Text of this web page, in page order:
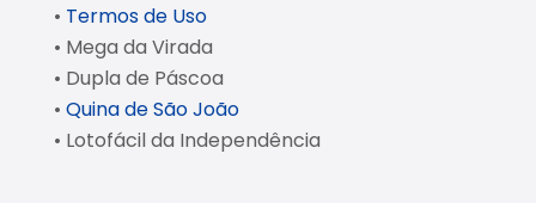
• Termos de Uso
• Mega da Virada
• Dupla de Páscoa
• Quina de São João
• Lotofácil da Independência